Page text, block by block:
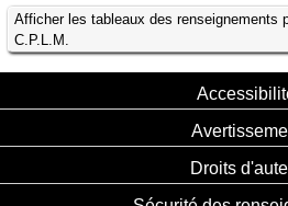
Afficher les tableaux des renseignements
C.P.L.M.
Droits